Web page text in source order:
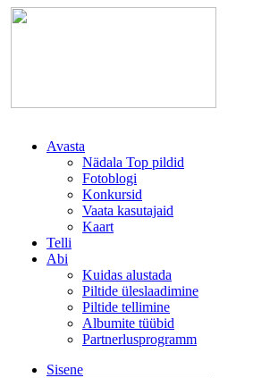
Avasta
Nädala Top pildid
Fotoblogi
Konkursid
Vaata kasutajaid
Kaart
Telli
Abi
Kuidas alustada
Piltide üleslaadimine
Piltide tellimine
Albumite tüübid
Partnerlusprogramm
Sisene